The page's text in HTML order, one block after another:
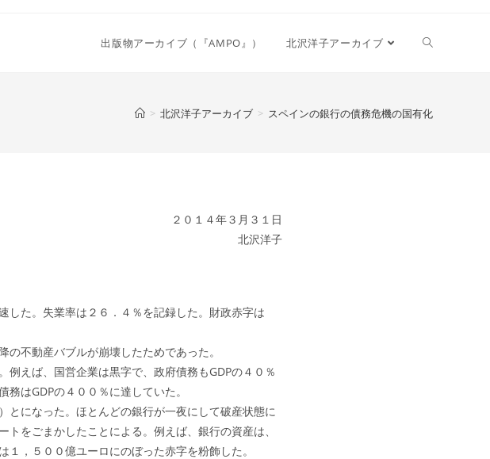
出版物アーカイブ（『AMPO』） 北沢洋子アーカイブ Toggle
> 北沢洋子アーカイブ > スペインの銀行の債務危機の国有化
２０１４年３月３１日
北沢洋子
た。失業率は２６．４％を記録した。財政赤字は
不動産バブルが崩壊したためであった。
えば、国営企業は黒字で、政府債務もGDPの４０％
はGDPの４００％に達していた。
になった。ほとんどの銀行が一夜にして破産状態に
をごまかしたことによる。例えば、銀行の資産は、
，５００億ユーロにのぼった赤字を粉飾した。